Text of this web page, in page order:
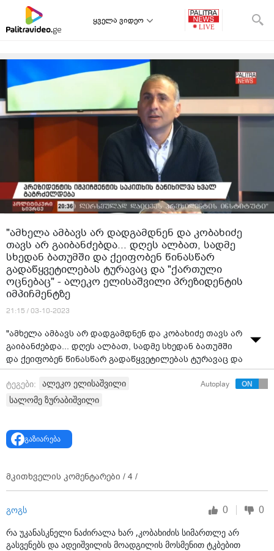
ყველა ვიდეო
"ამხელა ამბავს არ დადგამდნენ და კობახიძე
თავს არ გაიბანძებდა... დღეს ალბათ, სადმე
სხედან ბათუმში და ქეიფობენ წინასწარ
გადაწყვეტილებას ტურავაც და "ქართული
ოცნებაც" - ალეკო ელისაშვილი პრეზიდენტის
იმპიჩმენტზე
21:15 / 03-10-2023
"ამხელა ამბავს არ დადგამდნენ და კობახიძე თავს არ
გაიბანძებდა... დღეს ალბათ, სადმე სხედან ბათუმში
და ქეიფობენ წინასწარ გადაწყვეტილებას ტურავაც და
"ქართული ოცნებაც" - ალეკო ელისაშვილი
პრეზიდენტის იმპიჩმენტზე
ტეგები:
ალეკო ელისაშვილი
სალომე ზურაბიშვილი
Autoplay
გაზიარება
მკითხველის კომენტარები / 4 /
გოგს 0 0
რა უკანასკნელი ნაძირალა ხარ ,კობახიძის სიმართლე არ
გასვენებს და ადეიშვილის მოადგილის მოსმენით ტკბებით